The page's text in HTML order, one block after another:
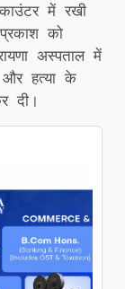
में रखी
को
अस्पताल में
और हत्या के
दी।